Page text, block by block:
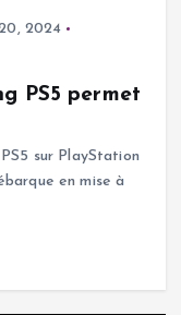
2024
PS5 permet
sur PlayStation
en mise à